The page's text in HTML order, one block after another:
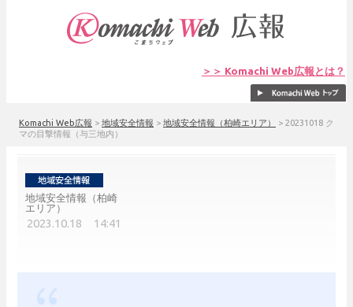
＞＞ Komachi Web広報とは？
Komachi Web広報 > 地域安全情報 > 地域安全情報（柏崎エリア） > 20231018 ク
マの目撃情報（与三地内）
地域安全情報（柏崎
エリア）
2023.10.18 14:41